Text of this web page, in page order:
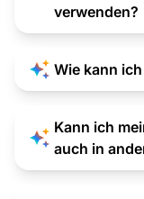
verwenden?
Wie kann
Kann ich
auch in